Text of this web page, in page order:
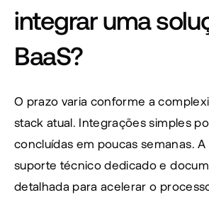
integrar uma
BaaS?
O prazo varia conforme a
stack atual. Integrações simples
concluídas em poucas semanas.
suporte técnico dedicado e
detalhada para acelerar o